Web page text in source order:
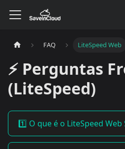
FAQ LiteSpeed Web
⚡ Perguntas
(LiteSpeed)
1️⃣ O que é o LiteSpeed Web